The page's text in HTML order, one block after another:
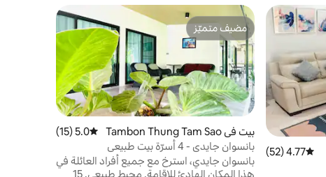
متوسط التقييم 4.77 من 5، 52 مراجعات
4.77 (52)
مضيف متميّز
مضيف متميّز
بيت في Tambon Thung Tam Sao متوسط التقييم 5.0 من 5، 15 مراجعات
5.0 (15)
بانسوان جايدي - 4 أسرّة بيت طبيعي
بانسوان جايدي، استرخ مع جميع أفراد العائلة في
هذا المكان الهادئ للإقامة. محيط طبيعي. 15